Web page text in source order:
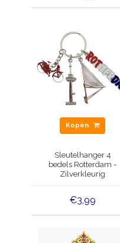
Kopen
Sleutelhanger 4
bedels Rotterdam -
Zilverkleurig
€3,99